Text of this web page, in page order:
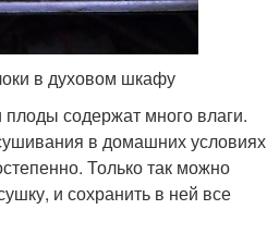
в духовом шкафу
содержат много влаги.
в домашних условиях
Только так можно
и сохранить в ней все